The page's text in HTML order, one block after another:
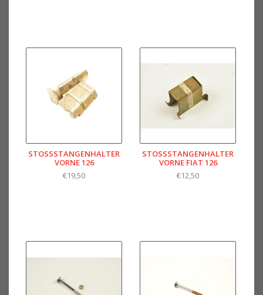
STOSSSTANGENHALTER V
ORNE 126
€19,50
STOSSSTANGENHALTER V
ORNE FIAT 126
€12,50